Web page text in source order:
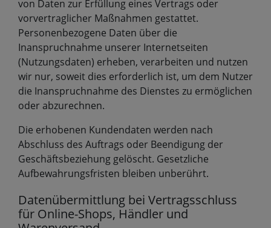
von Daten zur Erfüllung eines Vertrags oder
vorvertraglicher Maßnahmen gestattet.
Personenbezogene Daten über die
Inanspruchnahme unserer Internetseiten
(Nutzungsdaten) erheben, verarbeiten und nutzen
wir nur, soweit dies erforderlich ist, um dem Nutzer
die Inanspruchnahme des Dienstes zu ermöglichen
oder abzurechnen.
Die erhobenen Kundendaten werden nach
Abschluss des Auftrags oder Beendigung der
Geschäftsbeziehung gelöscht. Gesetzliche
Aufbewahrungsfristen bleiben unberührt.
Datenübermittlung bei Vertragsschluss
für Online-Shops, Händler und